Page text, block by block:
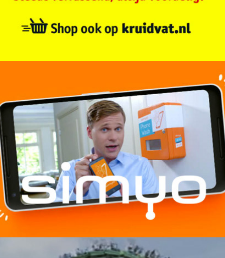
Simyo | Phone wash